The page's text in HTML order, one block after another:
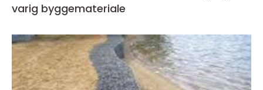
varig byggemateriale